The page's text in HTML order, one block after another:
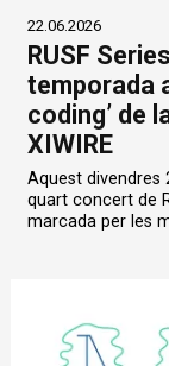
22.06.2026
RUSF
temporada
coding’ de
XIWIRE
Aquest divendres
quart concert de
marcada per les